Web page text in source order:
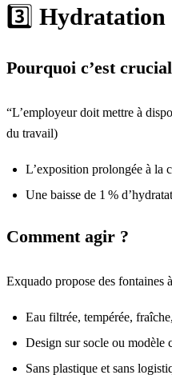
3️⃣ Hydratation
Pourquoi c’est
“L’employeur doit mettre à
du travail)
L’exposition prolongée à la
Une baisse de 1 %
Comment agir ?
Exquado propose des fontaines
Eau filtrée, tempérée,
Design sur socle ou modèle
Sans plastique et sans